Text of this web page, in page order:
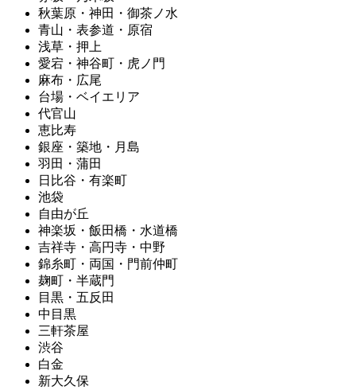
秋葉原・神田・御茶ノ水
青山・表参道・原宿
浅草・押上
愛宕・神谷町・虎ノ門
麻布・広尾
台場・ベイエリア
代官山
恵比寿
銀座・築地・月島
羽田・蒲田
日比谷・有楽町
池袋
自由が丘
神楽坂・飯田橋・水道橋
吉祥寺・高円寺・中野
錦糸町・両国・門前仲町
麹町・半蔵門
目黒・五反田
中目黒
三軒茶屋
渋谷
白金
新大久保